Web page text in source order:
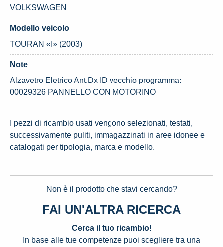
VOLKSWAGEN
Modello veicolo
TOURAN «I» (2003)
Note
Alzavetro Eletrico Ant.Dx ID vecchio programma:
00029326 PANNELLO CON MOTORINO
I pezzi di ricambio usati vengono selezionati, testati,
successivamente puliti, immagazzinati in aree idonee e
catalogati per tipologia, marca e modello.
Non è il prodotto che stavi cercando?
FAI UN'ALTRA RICERCA
Cerca il tuo ricambio!
In base alle tue competenze puoi scegliere tra una